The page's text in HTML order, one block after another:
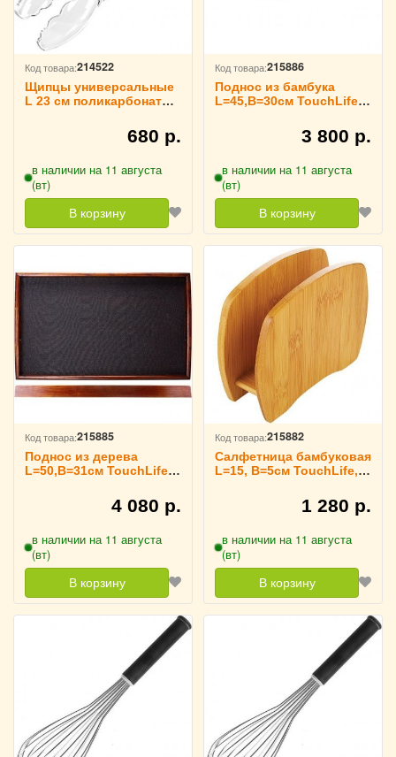
Код товара:214522
Щипцы универсальные
L 23 см поликарбонат
680 р.
в наличии на 11 августа
(вт)
В корзину
Код товара:215886
Поднос из бамбука
L=45,B=30см TouchLife,
3 800 р.
в наличии на 11 августа
(вт)
В корзину
Код товара:215885
Поднос из дерева
L=50,B=31см TouchLife,
4 080 р.
в наличии на 11 августа
(вт)
В корзину
Код товара:215882
Салфетница бамбуковая
L=15, B=5см TouchLife,
1 280 р.
в наличии на 11 августа
(вт)
В корзину